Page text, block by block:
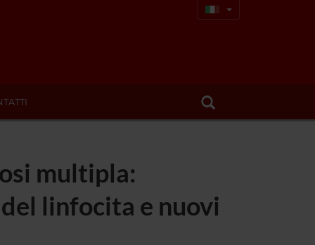
multipla:
linfocita e nuovi